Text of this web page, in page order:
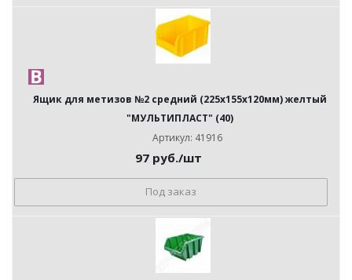
Ящик для метизов №2 средний (225х155х120мм) желтый
"МУЛЬТИПЛАСТ" (40)
Артикул: 41916
97руб./шт
Под заказ